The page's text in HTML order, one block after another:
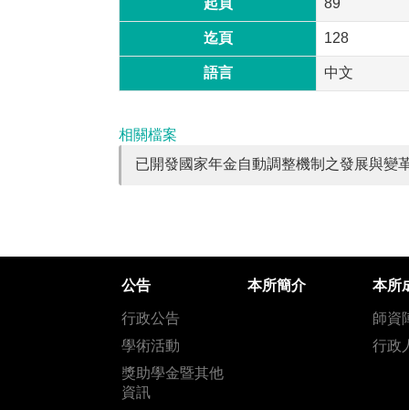
迄頁 128
語言 中文
相關檔案
已開發國家年金自動調整機制之發展與變
公告
行政公告
學術活動
獎助學金暨其他
資訊
本所簡介 本所
師資
行政